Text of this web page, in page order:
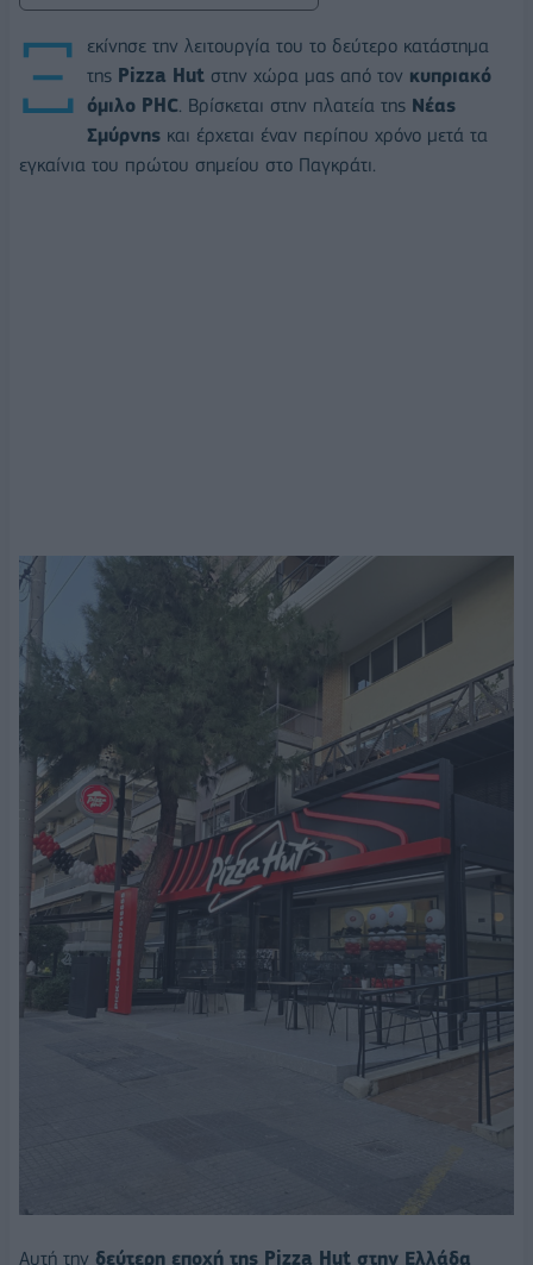
Ξ
εκίνησε την λειτουργία του το δεύτερο κατάστημα
της Pizza Hut στην χώρα μας από τον κυπριακό
όμιλο PHC. Βρίσκεται στην πλατεία της Νέας
Σμύρνης και έρχεται έναν περίπου χρόνο μετά τα
εγκαίνια του πρώτου σημείου στο Παγκράτι.
Αυτή την δεύτερη εποχή της Pizza Hut στην Ελλάδα